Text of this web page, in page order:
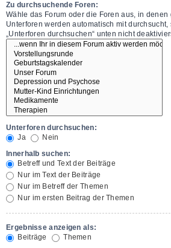
Zu durchsuchende Foren:
Wähle das Forum oder die Foren aus, in
Unterforen werden automatisch mit durchsucht,
„Unterforen durchsuchen“ unten nicht
Unterforen durchsuchen:
Ja
Nein
Innerhalb suchen:
Betreff und Text der Beiträge
Nur im Text der Beiträge
Nur im Betreff der Themen
Nur im ersten Beitrag der Themen
Ergebnisse anzeigen als:
Beiträge
Themen